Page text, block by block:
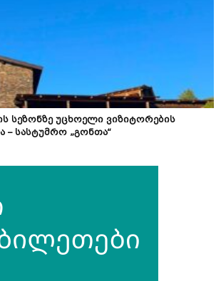
სეზონზე უცხოელი ვიზიტორების
– სასტუმრო „გონთა“